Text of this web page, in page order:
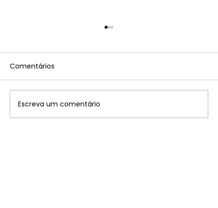
Comentários
Escreva um comentário